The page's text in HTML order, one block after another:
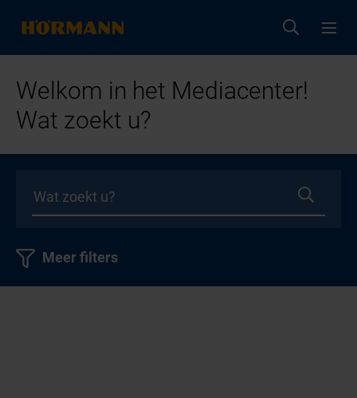
Welkom in het Mediacenter!
Wat zoekt u?
Meer filters